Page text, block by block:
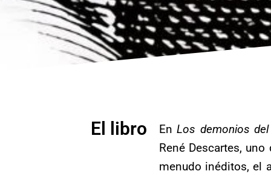
El libro EnLos demonios
René Descartes,
menudo inéditos, el